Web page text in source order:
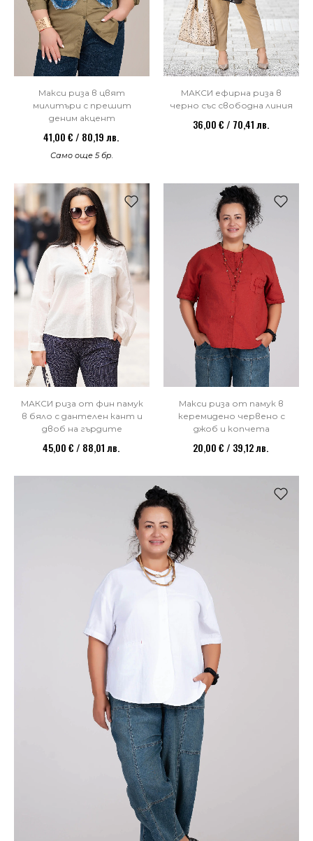
Макси риза в цвят
милитъри с прешит
деним акцент
41,00 € / 80,19 лв.
Само още 5 бр.
МАКСИ ефирна риза в
черно със свободна линия
36,00 € / 70,41 лв.
МАКСИ риза от фин памук
в бяло с дантелен кант и
двоб на гърдите
45,00 € / 88,01 лв.
Макси риза от памук в
керемидено червено с
джоб и копчета
20,00 € / 39,12 лв.